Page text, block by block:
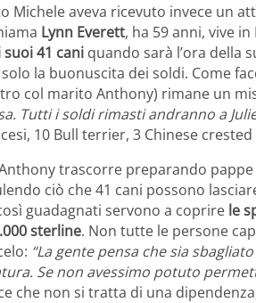
Michele aveva ricevuto invece un
Lynn Everett, ha 59 anni, vive
suoi 41 cani quando sarà l’ora della
la buonuscita dei soldi. Come
col marito Anthony) rimane un
Tutti i soldi rimasti andranno a
10 Bull terrier, 3 Chinese
trascorre preparando
ciò che 41 cani possono
guadagnati servono a coprire le
sterline. Non tutte le persone
“La gente pensa che sia
Se non avessimo potuto
che non si tratta di una